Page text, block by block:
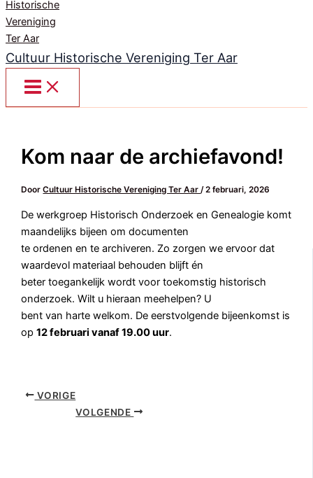
Cultuur Historische Vereniging Ter Aar
Kom naar de archiefavond!
DoorCultuur Historische Vereniging Ter Aar/2 februari, 2026
De werkgroep Historisch Onderzoek en Genealogie komt
maandelijks bijeen om documenten
te ordenen en te archiveren. Zo zorgen we ervoor dat
waardevol materiaal behouden blijft én
beter toegankelijk wordt voor toekomstig historisch
onderzoek. Wilt u hieraan meehelpen? U
bent van harte welkom. De eerstvolgende bijeenkomst is
op12 februari vanaf 19.00 uur.
VORIGE
VOLGENDE